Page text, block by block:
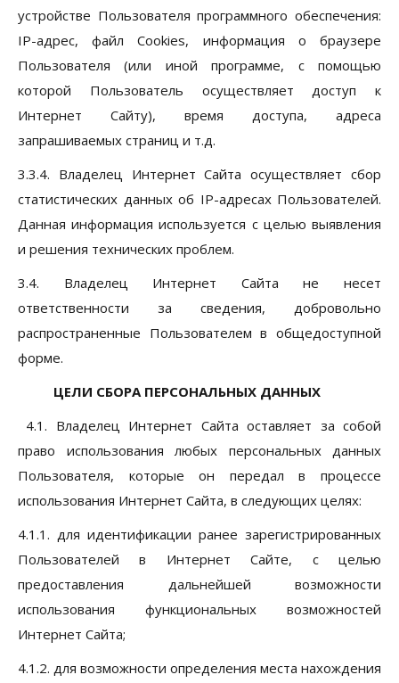
устройстве Пользователя программного обеспечения:
IP-адрес, файл Cookies, информация о браузере
Пользователя (или иной программе, с помощью
которой Пользователь осуществляет доступ к
Интернет Сайту), время доступа, адреса
запрашиваемых страниц и т.д.
3.3.4. Владелец Интернет Сайта осуществляет сбор
статистических данных об IP-адресах Пользователей.
Данная информация используется с целью выявления
и решения технических проблем.
3.4. Владелец Интернет Сайта не несет
ответственности за сведения, добровольно
распространенные Пользователем в общедоступной
форме.
ЦЕЛИ СБОРА ПЕРСОНАЛЬНЫХ ДАННЫХ
4.1. Владелец Интернет Сайта оставляет за собой
право использования любых персональных данных
Пользователя, которые он передал в процессе
использования Интернет Сайта, в следующих целях:
4.1.1. для идентификации ранее зарегистрированных
Пользователей в Интернет Сайте, с целью
предоставления дальнейшей возможности
использования функциональных возможностей
Интернет Сайта;
4.1.2. для возможности определения места нахождения